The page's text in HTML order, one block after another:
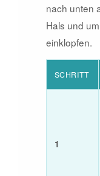
nach unten
Hals und
einklopfen.
SCHRITT
1